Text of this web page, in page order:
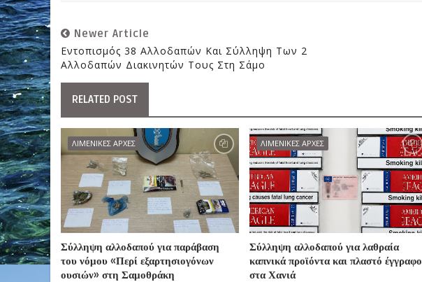
Newer Article
Εντοπισμός 38 Αλλοδαπών Και Σύλληψη Των 2
Αλλοδαπών Διακινητών Τους Στη Σάμο
RELATED POST
ΛΙΜΕΝΙΚΕΣ ΑΡΧΕΣ
Σύλληψη αλλοδαπού για παράβαση
του νόμου «Περί εξαρτησιογόνων
ουσιών» στη Σαμοθράκη
ΛΙΜΕΝΙΚΕΣ ΑΡΧΕΣ
Σύλληψη αλλοδαπού για λαθραία
καπνικά προϊόντα και πλαστό έγγραφο
στα Χανιά